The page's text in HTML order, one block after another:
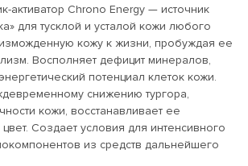
активатор Chrono Energy — источник
для тусклой и усталой кожи любого
кожу к жизни, пробуждая ее
Восполняет дефицит минералов,
потенциал клеток кожи.
снижению тургора,
кожи, восстанавливает ее
Создает условия для интенсивного
из средств дальнейшего